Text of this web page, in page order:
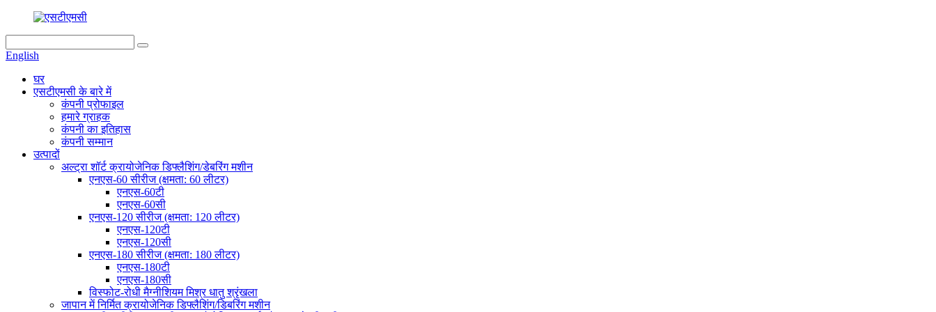
English
घर
एसटीएमसी के बारे में
कंपनी प्रोफाइल
हमारे ग्राहक
कंपनी का इतिहास
कंपनी सम्मान
उत्पादों
अल्ट्रा शॉर्ट क्रायोजेनिक डिफ्लैशिंग/डेबरिंग मशीन
एनएस-60 सीरीज (क्षमता: 60 लीटर)
एनएस-60टी
एनएस-60सी
एनएस-120 सीरीज (क्षमता: 120 लीटर)
एनएस-120टी
एनएस-120सी
एनएस-180 सीरीज (क्षमता: 180 लीटर)
एनएस-180टी
एनएस-180सी
विस्फोट-रोधी मैग्नीशियम मिश्र धातु श्रृंखला
जापान में निर्मित क्रायोजेनिक डिफ्लैशिंग/डिबरिंग मशीन